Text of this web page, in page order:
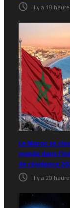
il y a 18
Le Maroc se
monde dans
de résidence
il y a 20